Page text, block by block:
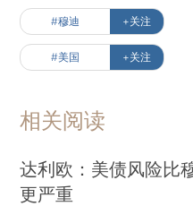
#穆迪 +关注
#美国 +关注
相关阅读
达利欧：美债风险比
更严重